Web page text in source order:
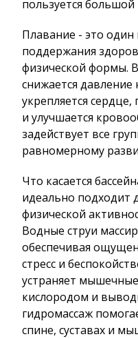
пользуется
Плавание - это один
поддержания
физической формы.
снижается давление
укрепляется
и улучшается
задействует все
равномерному
Что касается
идеально подходит
физической
Водные струи
обеспечивая
стресс и
устраняет
кислородом и
гидромассаж
спине, суставах и